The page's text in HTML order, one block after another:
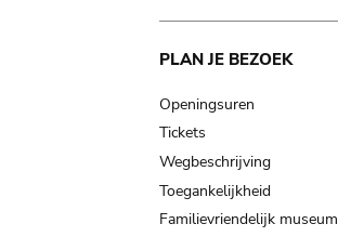
Main
navigation
PLAN JE BEZOEK
Openingsuren
Tickets
Wegbeschrijving
Toegankelijkheid
Familievriendelijk museum